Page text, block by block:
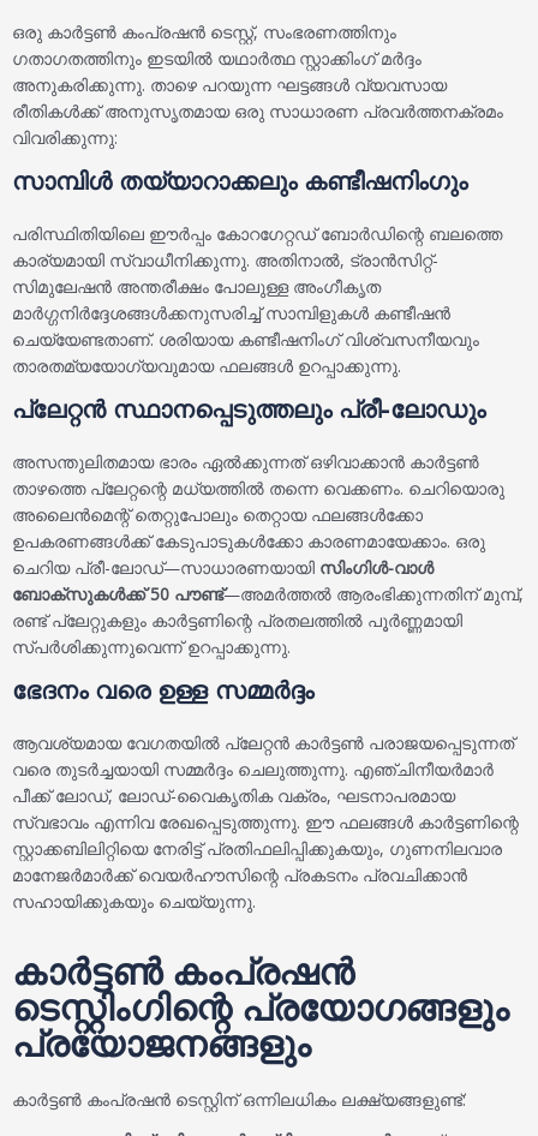
ഒരു കാർട്ടൺ കംപ്രഷൻ ടെസ്റ്റ്, സംഭരണത്തിനും
ഗതാഗതത്തിനും ഇടയിൽ യഥാർത്ഥ സ്റ്റാക്കിംഗ് മർദ്ദം
അനുകരിക്കുന്നു. താഴെ പറയുന്ന ഘട്ടങ്ങൾ വ്യവസായ
രീതികൾക്ക് അനുസൃതമായ ഒരു സാധാരണ പ്രവർത്തനക്രമം
വിവരിക്കുന്നു:
സാമ്പിൾ തയ്യാറാക്കലും കണ്ടീഷനിംഗും
പരിസ്ഥിതിയിലെ ഈർപ്പം കോറഗേറ്റഡ് ബോർഡിന്റെ ബലത്തെ
കാര്യമായി സ്വാധീനിക്കുന്നു. അതിനാൽ, ട്രാൻസിറ്റ്-
സിമുലേഷൻ അന്തരീക്ഷം പോലുള്ള അംഗീകൃത
മാർഗ്ഗനിർദ്ദേശങ്ങൾക്കനുസരിച്ച് സാമ്പിളുകൾ കണ്ടീഷൻ
ചെയ്യേണ്ടതാണ്. ശരിയായ കണ്ടീഷനിംഗ് വിശ്വസനീയവും
താരതമ്യയോഗ്യവുമായ ഫലങ്ങൾ ഉറപ്പാക്കുന്നു.
പ്ലേറ്റൻ സ്ഥാനപ്പെടുത്തലും പ്രീ-ലോഡും
അസന്തുലിതമായ ഭാരം ഏൽക്കുന്നത് ഒഴിവാക്കാൻ കാർട്ടൺ
താഴത്തെ പ്ലേറ്റന്റെ മധ്യത്തിൽ തന്നെ വെക്കണം. ചെറിയൊരു
അലൈൻമെന്റ് തെറ്റുപോലും തെറ്റായ ഫലങ്ങൾക്കോ
ഉപകരണങ്ങൾക്ക് കേടുപാടുകൾക്കോ കാരണമായേക്കാം. ഒരു
ചെറിയ പ്രീ-ലോഡ്—സാധാരണയായി സിംഗിൾ-വാൾ
ബോക്സുകൾക്ക് 50 പൗണ്ട്—അമർത്തൽ ആരംഭിക്കുന്നതിന് മുമ്പ്,
രണ്ട് പ്ലേറ്റുകളും കാർട്ടണിന്റെ പ്രതലത്തിൽ പൂർണ്ണമായി
സ്പർശിക്കുന്നുവെന്ന് ഉറപ്പാക്കുന്നു.
ഭേദനം വരെ ഉള്ള സമ്മർദ്ദം
ആവശ്യമായ വേഗതയിൽ പ്ലേറ്റൻ കാർട്ടൺ പരാജയപ്പെടുന്നത്
വരെ തുടർച്ചയായി സമ്മർദ്ദം ചെലുത്തുന്നു. എഞ്ചിനീയർമാർ
പീക്ക് ലോഡ്, ലോഡ്-വൈകൃതിക വക്രം, ഘടനാപരമായ
സ്വഭാവം എന്നിവ രേഖപ്പെടുത്തുന്നു. ഈ ഫലങ്ങൾ കാർട്ടണിന്റെ
സ്റ്റാക്കബിലിറ്റിയെ നേരിട്ട് പ്രതിഫലിപ്പിക്കുകയും, ഗുണനിലവാര
മാനേജർമാർക്ക് വെയർഹൗസിന്റെ പ്രകടനം പ്രവചിക്കാൻ
സഹായിക്കുകയും ചെയ്യുന്നു.
കാർട്ടൺ കംപ്രഷൻ
ടെസ്റ്റിംഗിന്റെ പ്രയോഗങ്ങളും
പ്രയോജനങ്ങളും
കാർട്ടൺ കംപ്രഷൻ ടെസ്റ്റിന് ഒന്നിലധികം ലക്ഷ്യങ്ങളുണ്ട്: